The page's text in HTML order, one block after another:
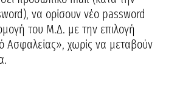
να ορίσουν νέο password
του Μ.Δ. με την επιλογή
Ασφαλείας», χωρίς να μεταβούν